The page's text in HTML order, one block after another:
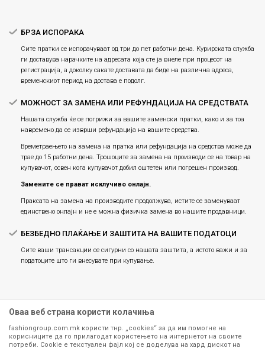
БРЗА ИСПОРАКА
Сите пратки се испорачуваат од три до пет работни дена. Курирската служба
ги доставува нарачките на адресата која сте ја внеле при процесот на
регистрација, а доколку сакате доставата да биде на различна адреса,
временскиот период на достава е подолг.
МОЖНОСТ ЗА ЗАМЕНА ИЛИ РЕФУНДАЦИЈА НА СРЕДСТВАТА
Нашата служба ќе се погрижи за вашите заменски пратки, како и за тоа
навремено да се изврши рефундација на вашите средства.
Времетраењето на замена на пратка или рефундацијa на средства може да
трае до 15 работни дена. Трошоците за замена на производи се на товар на
купувачот, освен кога купувачот добил оштетен или погрешен производ.
Замените се прават исклучиво онлајн.
Праксата на замена на производите продолжува, истите се заменуваат
единствено онлајн и не е можна физичка замена во нашите продавници.
БЕЗБЕДНО ПЛАЌАЊЕ И ЗАШТИТА НА ВАШИТЕ ПОДАТОЦИ
Сите ваши трансакции се сигурни со нашата заштита, а истото важи и за
податоците што ги внесувате при купување.
Оваа веб страна користи колачиња
fashiongroup.com.mk користи тнр. „cookies“ за да им помогне на
корисниците да го прилагодат користењето на интернетот на своите
потреби. Cookie е текстуален фајл кој се доделува на хард дискот на